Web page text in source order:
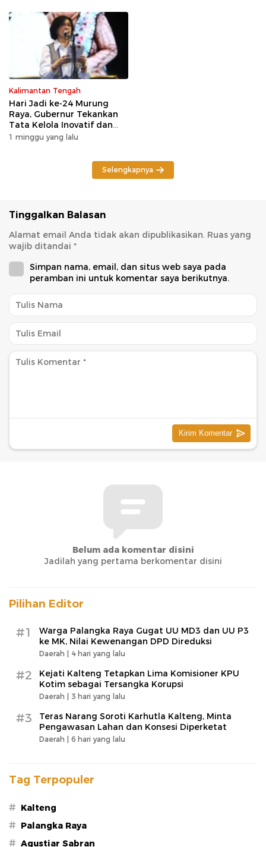
Kalimantan Tengah
Hari Jadi ke-24 Murung
Raya, Gubernur Tekankan
Tata Kelola Inovatif dan
Kesiapsiagaan Karhutla
1 minggu yang lalu
Selengkapnya
Tinggalkan Balasan
Alamat email Anda tidak akan dipublikasikan. Ruas yang
wajib ditandai *
Simpan nama, email, dan situs web saya pada
peramban ini untuk komentar saya berikutnya.
Belum ada komentar disini
Jadilah yang pertama berkomentar disini
Pilihan Editor
#1
Warga Palangka Raya Gugat UU MD3 dan UU P3
ke MK, Nilai Kewenangan DPD Direduksi
Daerah | 4 hari yang lalu
#2
Kejati Kalteng Tetapkan Lima Komisioner KPU
Kotim sebagai Tersangka Korupsi
Daerah | 3 hari yang lalu
#3
Teras Narang Soroti Karhutla Kalteng, Minta
Pengawasan Lahan dan Konsesi Diperketat
Daerah | 6 hari yang lalu
Tag Terpopuler
# Kalteng
# Palangka Raya
# Agustiar Sabran